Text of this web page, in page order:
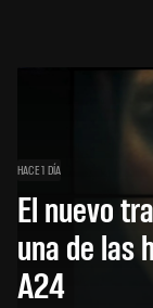
HACE 1 DÍA
El nuevo
una de las
A24